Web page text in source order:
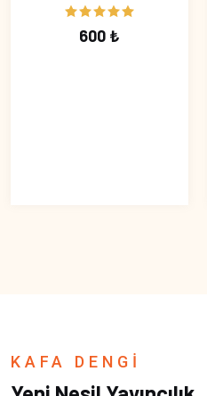
600 ₺
KAFA DENGİ